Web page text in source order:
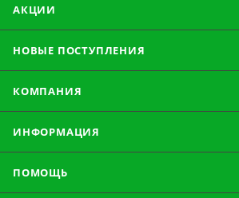
АКЦИИ
НОВЫЕ ПОСТУПЛЕНИЯ
КОМПАНИЯ
ИНФОРМАЦИЯ
ПОМОЩЬ